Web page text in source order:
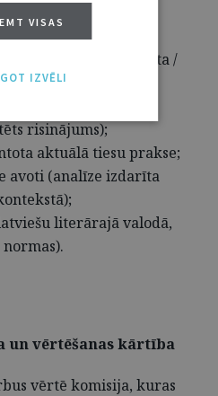
(nozīmīga / sarežģīta /
pamanīšana);
oriģināls /
risinājums);
aktuālā tiesu prakse;
avoti (analīze izdarīta
literārajā valodā,
un vērtēšanas kārtība
vērtē komisija, kuras
VISAS
IZVĒLI